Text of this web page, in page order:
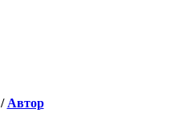
/ Автор